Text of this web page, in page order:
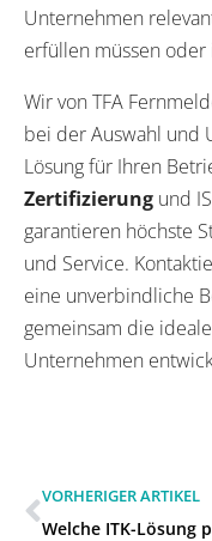
Unternehmen
erfüllen müssen
Wir von TFA
bei der Auswahl und
Lösung für Ihren
Zertifizierung und
garantieren höchste
und Service.
eine unverbindliche
gemeinsam die
Unternehmen
VORHERIGER ARTIKEL